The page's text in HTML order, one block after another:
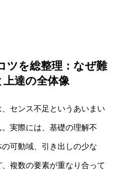
ツを総整理：なぜ難
上達の全体像
センス不足というあいまい
実際には、基礎の理解不
可動域、引き出しの少な
複数の要素が重なり合って